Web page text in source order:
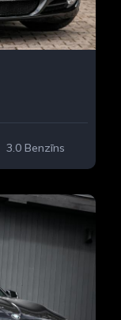
3.0 Benzīns